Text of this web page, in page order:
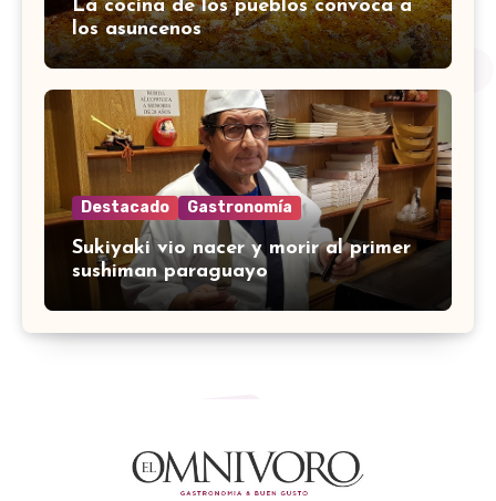
La cocina de los pueblos convoca a
los asuncenos
Destacado Gastronomía
Sukiyaki vio nacer y morir al primer
sushiman paraguayo